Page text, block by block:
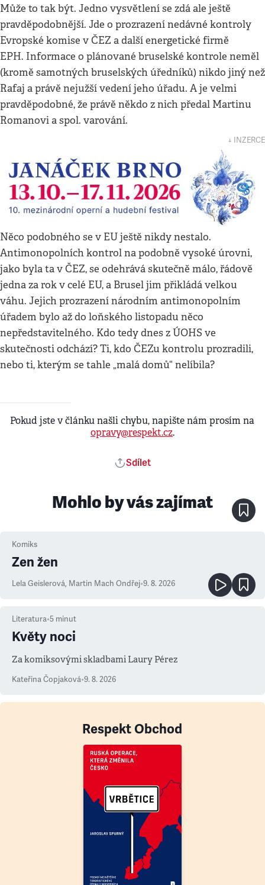
Může to tak být. Jedno vysvětlení se zdá ale ještě
pravděpodobnější. Jde o prozrazení nedávné kontroly
Evropské komise v ČEZ a další energetické firmě
EPH. Informace o plánované bruselské kontrole neměl
(kromě samotných bruselských úředníků) nikdo jiný než
Rafaj a právě nejužší vedení jeho úřadu. A je velmi
pravděpodobné, že právě někdo z nich předal Martinu
Romanovi a spol. varování.
↓ INZERCE
Něco podobného se v EU ještě nikdy nestalo.
Antimonopolních kontrol na podobně vysoké úrovni,
jako byla ta v ČEZ, se odehrává skutečně málo, řádově
jedna za rok v celé EU, a Brusel jim přikládá velkou
váhu. Jejich prozrazení národním antimonopolním
úřadem bylo až do loňského listopadu něco
nepředstavitelného. Kdo tedy dnes z ÚOHS ve
skutečnosti odchází? Ti, kdo ČEZu kontrolu prozradili,
nebo ti, kterým se tahle „malá domů“ nelíbila?
Pokud jste v článku našli chybu, napište nám prosím na
opravy@respekt.cz.
Sdílet
Mohlo by vás zajímat
Komiks
Zen žen
Lela Geislerová, Martin Mach Ondřej•9. 8. 2026
Literatura•5 minut
Květy noci
Za komiksovými skladbami Laury Pérez
Kateřina Čopjaková•9. 8. 2026
Respekt Obchod